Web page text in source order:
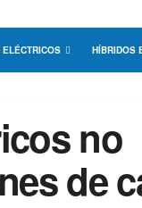
ELÉCTRICOS HÍBRIDOS
no
de